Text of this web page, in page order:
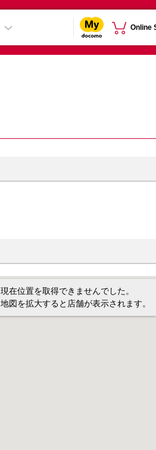
Online
現在位置を取得できませんでした。
地図を拡大すると店舗が表示されます。